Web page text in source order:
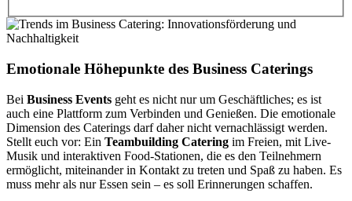
Emotionale Höhepunkte des Business Caterings
Bei Business Events geht es nicht nur um Geschäftliches; es ist
auch eine Plattform zum Verbinden und Genießen. Die emotionale
Dimension des Caterings darf daher nicht vernachlässigt werden.
Stellt euch vor: Ein Teambuilding Catering im Freien, mit Live-
Musik und interaktiven Food-Stationen, die es den Teilnehmern
ermöglicht, miteinander in Kontakt zu treten und Spaß zu haben. Es
muss mehr als nur Essen sein ‒ es soll Erinnerungen schaffen.